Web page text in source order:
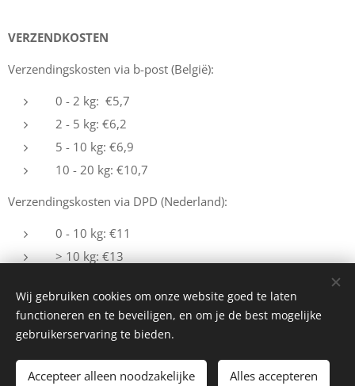
VERZENDKOSTEN
Verzendingskosten via b-post (België):
0 - 2 kg: €5,7
2 - 5 kg: €6,2
5 - 10 kg: €6,9
10 - 20 kg: €10,7
Verzendingskosten via DPD (Nederland):
0 - 10 kg: €11
> 10 kg: €13
terms & conditions-privacy policy Cookies
Wij gebruiken cookies om onze website goed te laten
functioneren en te beveiligen, en om je de best mogelijke
gebruikerservaring te bieden.
Accepteer alleen noodzakelijke Alles accepteren